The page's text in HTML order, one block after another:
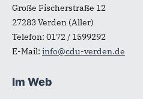
Große Fischerstraße 12
27283Verden (Aller)
Telefon: 0172 / 1599292
E-Mail: info@cdu-verden.de
Im Web